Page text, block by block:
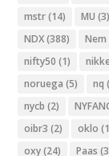
mstr(14) MU (3)
NDX(388) Nem
nifty50 (1)
noruega (5) nq
nycb (2)
oibr3 (2) oklo
oxy(24) Paas